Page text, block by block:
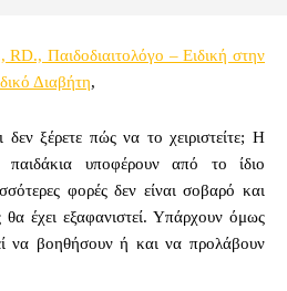
Παιδοδιαιτολόγο – Ειδική στην
Διαβήτη,
ξέρετε πώς να το χειριστείτε; Η
παιδάκια υποφέρουν από το ίδιο
φορές δεν είναι σοβαρό και
έχει εξαφανιστεί. Υπάρχουν όμως
να βοηθήσουν ή και να προλάβουν